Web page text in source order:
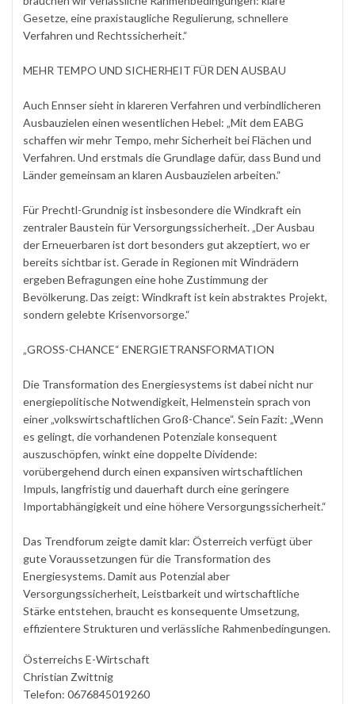
Gesetze, eine praxistaugliche Regulierung, schnellere
Verfahren und Rechtssicherheit.“
MEHR TEMPO UND SICHERHEIT FÜR DEN AUSBAU
Auch Ennser sieht in klareren Verfahren und verbindlicheren
Ausbauzielen einen wesentlichen Hebel: „Mit dem EABG
schaffen wir mehr Tempo, mehr Sicherheit bei Flächen und
Verfahren. Und erstmals die Grundlage dafür, dass Bund und
Länder gemeinsam an klaren Ausbauzielen arbeiten.“
Für Prechtl-Grundnig ist insbesondere die Windkraft ein
zentraler Baustein für Versorgungssicherheit. „Der Ausbau
der Erneuerbaren ist dort besonders gut akzeptiert, wo er
bereits sichtbar ist. Gerade in Regionen mit Windrädern
ergeben Befragungen eine hohe Zustimmung der
Bevölkerung. Das zeigt: Windkraft ist kein abstraktes Projekt,
sondern gelebte Krisenvorsorge.“
„GROSS-CHANCE“ ENERGIETRANSFORMATION
Die Transformation des Energiesystems ist dabei nicht nur
energiepolitische Notwendigkeit, Helmenstein sprach von
einer „volkswirtschaftlichen Groß-Chance“. Sein Fazit: „Wenn
es gelingt, die vorhandenen Potenziale konsequent
auszuschöpfen, winkt eine doppelte Dividende:
vorübergehend durch einen expansiven wirtschaftlichen
Impuls, langfristig und dauerhaft durch eine geringere
Importabhängigkeit und eine höhere Versorgungssicherheit.“
Das Trendforum zeigte damit klar: Österreich verfügt über
gute Voraussetzungen für die Transformation des
Energiesystems. Damit aus Potenzial aber
Versorgungssicherheit, Leistbarkeit und wirtschaftliche
Stärke entstehen, braucht es konsequente Umsetzung,
effizientere Strukturen und verlässliche Rahmenbedingungen.
Österreichs E-Wirtschaft
Christian Zwittnig
Telefon: 0676845019260